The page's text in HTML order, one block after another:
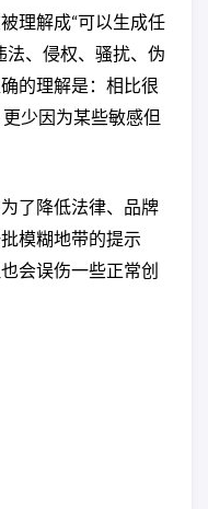
理解成“可以生成任
法、侵权、骚扰、伪
的理解是：相比很
少因为某些敏感但
了降低法律、品牌
模糊地带的提示
会误伤一些正常创